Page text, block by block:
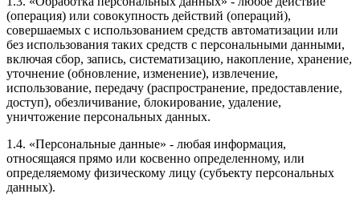
(операция) или совокупность действий (операций),
совершаемых с использованием средств автоматизации или
без использования таких средств с персональными данными,
включая сбор, запись, систематизацию, накопление, хранение,
уточнение (обновление, изменение), извлечение,
использование, передачу (распространение, предоставление,
доступ), обезличивание, блокирование, удаление,
уничтожение персональных данных.
1.4. «Персональные данные» - любая информация,
относящаяся прямо или косвенно определенному, или
определяемому физическому лицу (субъекту персональных
данных).